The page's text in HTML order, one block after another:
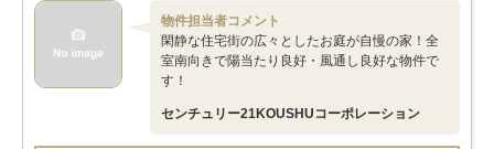
物件担当者コメント
閑静な住宅街の広々としたお庭が自慢の家！全
室南向きで陽当たり良好・風通し良好な物件で
す！
センチュリー21KOUSHUコーポレーション